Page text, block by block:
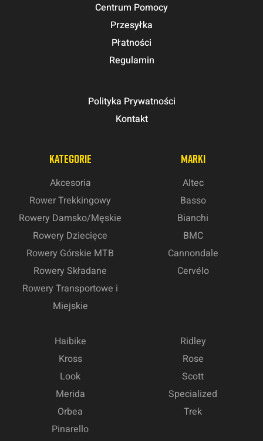
Centrum Pomocy
Przesyłka
Płatności
Regulamin
Polityka Prywatności
Kontakt
KATEGORIE
Akcesoria
Rower Trekkingowy
Rowery Damsko/Męskie
Rowery Dziecięce
Rowery Górskie MTB
Rowery Składane
Rowery Transportowe i
Miejskie
MARKI
Altec
Basso
Bianchi
BMC
Cannondale
Cervélo
Haibike
Kross
Look
Merida
Orbea
Pinarello
Ridley
Rose
Scott
Specialized
Trek